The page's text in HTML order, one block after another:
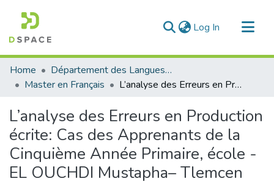
Log In (current)
Communities & Collections
All of DSpace
Home
Département des Langues étrangères
Master en Français
L’analyse des Erreurs en Production écrite: Cas des Apprenants de la Cinquième Année Primaire, école -EL OUCHDI Mustapha– Tlemcen
L’analyse des Erreurs en Production
écrite: Cas des Apprenants de la
Cinquième Année Primaire, école -
EL OUCHDI Mustapha– Tlemcen